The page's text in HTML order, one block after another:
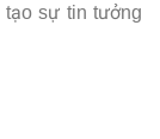
sự tin tưởng